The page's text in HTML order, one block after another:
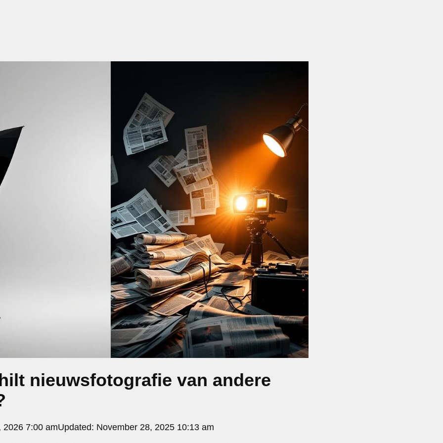
nieuwsfotografie van andere
2026 7:00 amUpdated: November 28, 2025 10:13 am